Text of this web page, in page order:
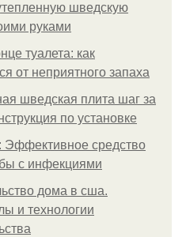
шведскую
руками
туалета: как
от неприятного запаха
шведская плита шаг за
по установке
Эффективное средство
с инфекциями
дома в сша.
и технологии